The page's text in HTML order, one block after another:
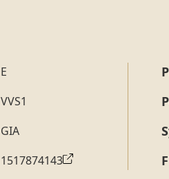
E
VVS1
GIA
1517874143